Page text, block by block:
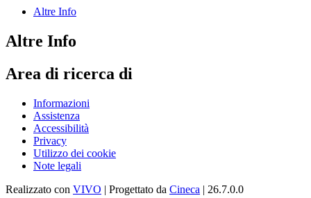
Altre Info
Altre Info
Area di ricerca di
Informazioni
Assistenza
Accessibilità
Privacy
Utilizzo dei cookie
Note legali
Realizzato con VIVO | Progettato da Cineca | 26.7.0.0